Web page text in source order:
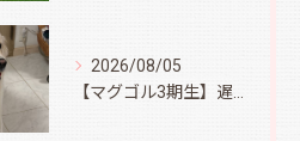
2026/08/05